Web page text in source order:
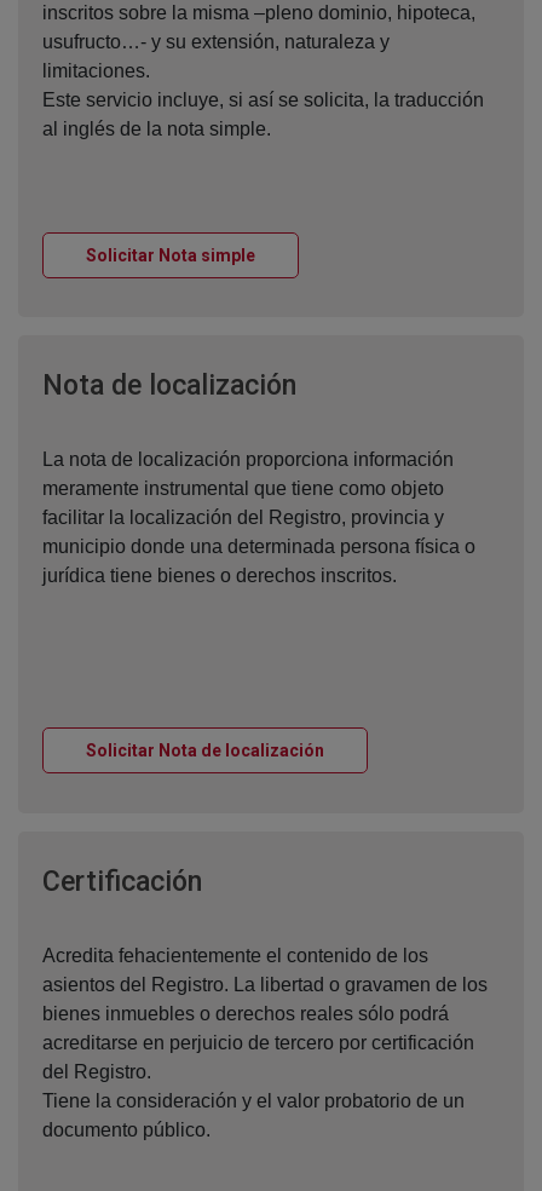
inscritos sobre la misma –pleno dominio, hipoteca,
usufructo…- y su extensión, naturaleza y
limitaciones.
Este servicio incluye, si así se solicita, la traducción
al inglés de la nota simple.
Solicitar Nota simpleVentana nueva
Nota de localización
La nota de localización proporciona información
meramente instrumental que tiene como objeto
facilitar la localización del Registro, provincia y
municipio donde una determinada persona física o
jurídica tiene bienes o derechos inscritos.
Solicitar Nota de localización
Certificación
Acredita fehacientemente el contenido de los
asientos del Registro. La libertad o gravamen de los
bienes inmuebles o derechos reales sólo podrá
acreditarse en perjuicio de tercero por certificación
del Registro.
Tiene la consideración y el valor probatorio de un
documento público.